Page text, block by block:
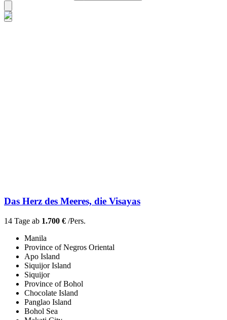
Das Herz des Meeres, die Visayas
14 Tage ab 1.700 € /Pers.
Manila
Province of Negros Oriental
Apo Island
Siquijor Island
Siquijor
Province of Bohol
Chocolate Island
Panglao Island
Bohol Sea